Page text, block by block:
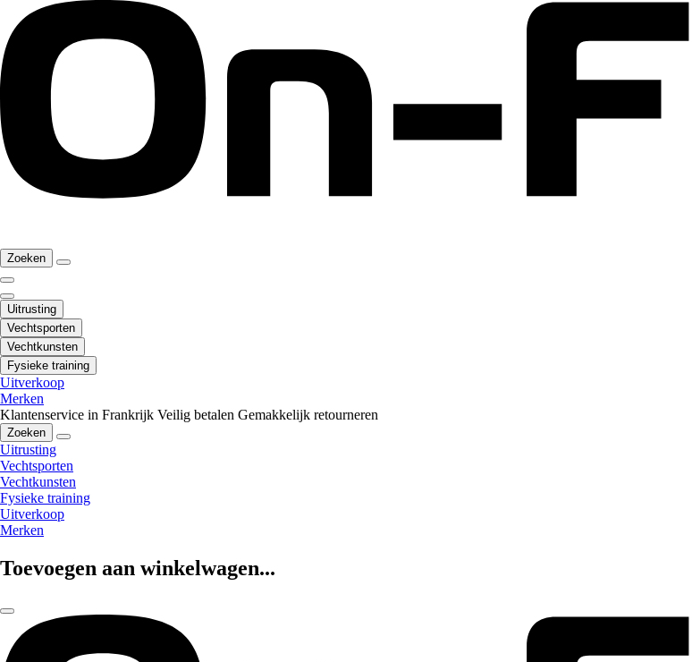
Zoeken
Uitrusting
Vechtsporten
Vechtkunsten
Fysieke training
Uitverkoop
Merken
Klantenservice in Frankrijk Veilig betalen Gemakkelijk retourneren
Zoeken
Uitrusting
Vechtsporten
Vechtkunsten
Fysieke training
Uitverkoop
Merken
Toevoegen aan winkelwagen...